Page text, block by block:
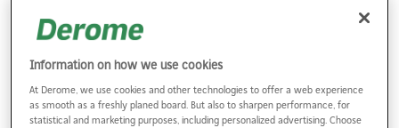
Information on how we use cookies
At Derome, we use cookies and other technologies to offer a web experience
as smooth as a freshly planed board. But also to sharpen performance, for
statistical and marketing purposes, including personalized advertising. Choose